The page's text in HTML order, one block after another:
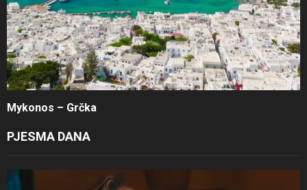
Mykonos – Grčka
PJESMA DANA